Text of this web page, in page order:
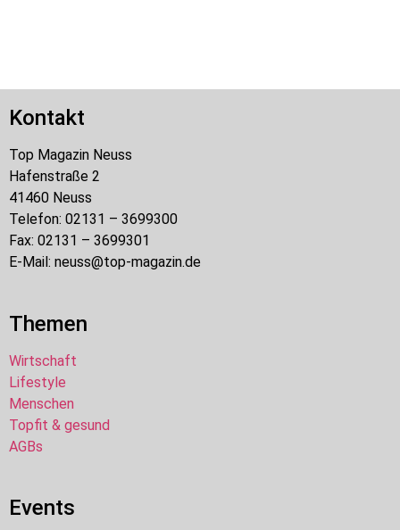
Kontakt
Top Magazin Neuss
Hafenstraße 2
41460 Neuss
Telefon: 02131 – 3699300
Fax: 02131 – 3699301
E-Mail: neuss@top-magazin.de
Themen
Wirtschaft
Lifestyle
Menschen
Topfit & gesund
AGBs
Events